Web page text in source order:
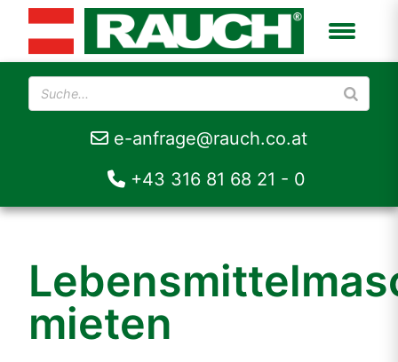
e-anfrage@rauch.co.at
+43 316 81 68 21 - 0
mieten